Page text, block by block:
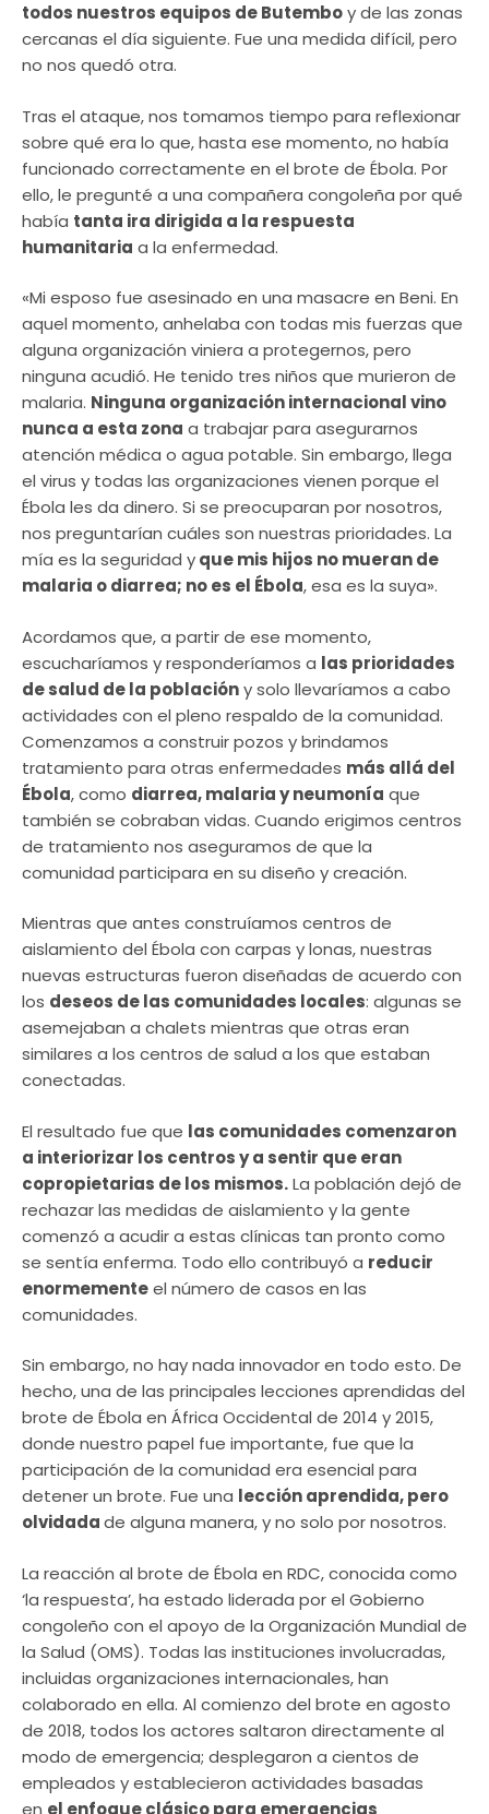
todos nuestros equipos de Butemboy de las zonas
cercanas el día siguiente. Fue una medida difícil, pero
no nos quedó otra.
Tras el ataque, nos tomamos tiempo para reflexionar
sobre qué era lo que, hasta ese momento, no había
funcionado correctamente en el brote de Ébola. Por
ello, le pregunté a una compañera congoleña por qué
había tanta ira dirigida a la respuesta
humanitaria a la enfermedad.
«Mi esposo fue asesinado en una masacre en Beni. En
aquel momento, anhelaba con todas mis fuerzas que
alguna organización viniera a protegernos, pero
ninguna acudió. He tenido tres niños que murieron de
malaria. Ninguna organización internacional vino
nunca a esta zona a trabajar para asegurarnos
atención médica o agua potable. Sin embargo, llega
el virus y todas las organizaciones vienen porque el
Ébola les da dinero. Si se preocuparan por nosotros,
nos preguntarían cuáles son nuestras prioridades. La
mía es la seguridad yque mis hijos no mueran de
malaria o diarrea; no es el Ébola, esa es la suya».
Acordamos que, a partir de ese momento,
escucharíamos y responderíamos a las prioridades
de salud de la poblacióny solo llevaríamos a cabo
actividades con el pleno respaldo de la comunidad.
Comenzamos a construir pozos y brindamos
tratamiento para otras enfermedades más allá del
Ébola, como diarrea, malaria y neumonía que
también se cobraban vidas. Cuando erigimos centros
de tratamiento nos aseguramos de que la
comunidad participara en su diseño y creación.
Mientras que antes construíamos centros de
aislamiento del Ébola con carpas y lonas, nuestras
nuevas estructuras fueron diseñadas de acuerdo con
los deseos de las comunidades locales: algunas se
asemejaban a chalets mientras que otras eran
similares a los centros de salud a los que estaban
conectadas.
El resultado fue que las comunidades comenzaron
a interiorizar los centros y a sentir que eran
copropietarias de los mismos.La población dejó de
rechazar las medidas de aislamiento y la gente
comenzó a acudir a estas clínicas tan pronto como
se sentía enferma. Todo ello contribuyó a reducir
enormementeel número de casos en las
comunidades.
Sin embargo, no hay nada innovador en todo esto. De
hecho, una de las principales lecciones aprendidas del
brote de Ébola en África Occidental de 2014 y 2015,
donde nuestro papel fue importante, fue que la
participación de la comunidad era esencial para
detener un brote. Fue una lección aprendida, pero
olvidadade alguna manera, y no solo por nosotros.
La reacción al brote de Ébola en RDC, conocida como
‘la respuesta’, ha estado liderada por el Gobierno
congoleño con el apoyo de la Organización Mundial de
la Salud (OMS). Todas las instituciones involucradas,
incluidas organizaciones internacionales, han
colaborado en ella. Al comienzo del brote en agosto
de 2018, todos los actores saltaron directamente al
modo de emergencia; desplegaron a cientos de
empleados y establecieron actividades basadas
en el enfoque clásico para emergencias